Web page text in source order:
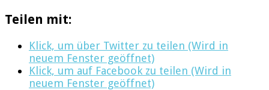
Teilen mit:
Klick, um über Twitter zu teilen (Wird in
neuem Fenster geöffnet)
Klick, um auf Facebook zu teilen (Wird in
neuem Fenster geöffnet)